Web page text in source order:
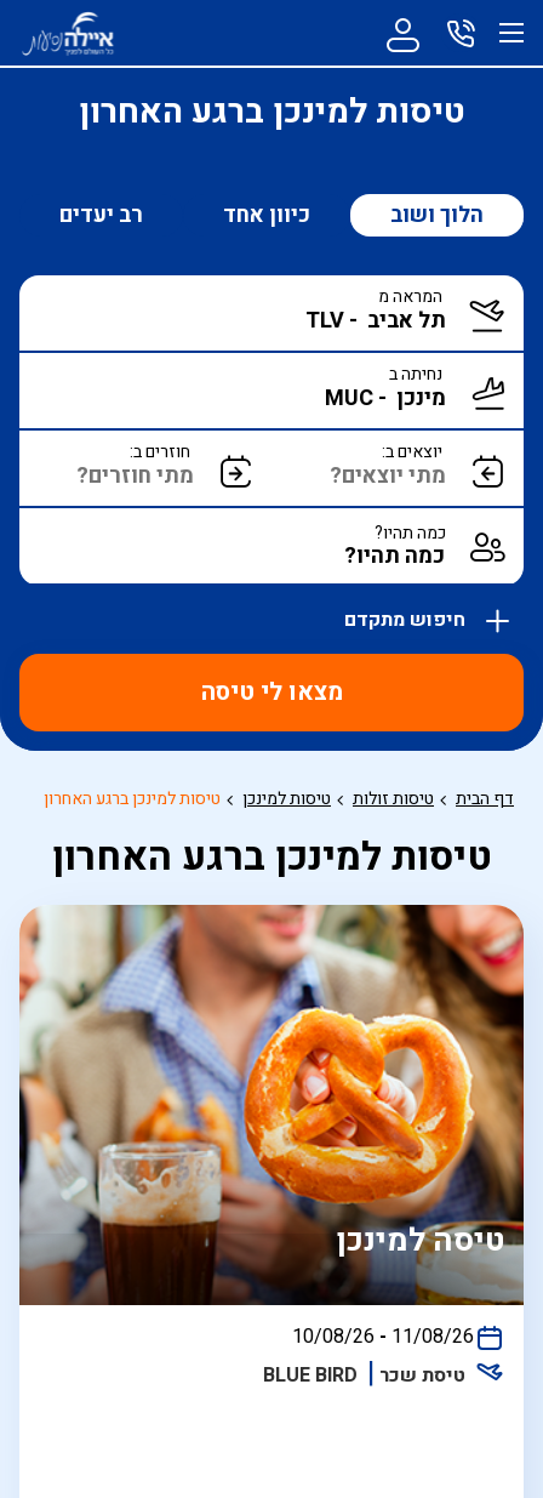
טיסות למינכן ברגע האחרון
הלוך ושוב כיוון אחד רב יעדים
המראה מ
נחיתה ב
יוצאים ב: חוזרים ב:
כמה תהיו?
מצאו לי טיסה
אפשרויות
מוצגות
הכפתור
דף הבית טיסות זולות טיסות למינכן טיסות למינכן ברגע האחרון
טיסות למינכן ברגע האחרון
טיסה למינכן
בין
התאריכים,
10/08/26 - 11/08/26
טיסת שכר
BLUE BIRD